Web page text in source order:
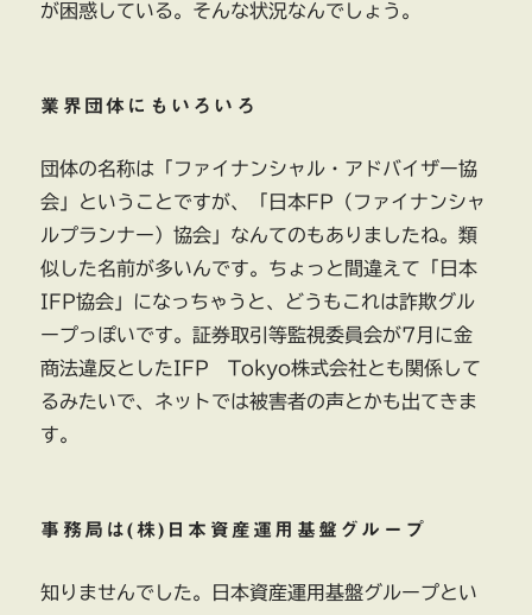
が困惑している。そんな状況なんでしょう。
業界団体にもいろいろ
団体の名称は「ファイナンシャル・アドバイザー協
会」ということですが、「日本FP（ファイナンシャ
ルプランナー）協会」なんてのもありましたね。類
似した名前が多いんです。ちょっと間違えて「日本
IFP協会」になっちゃうと、どうもこれは詐欺グル
ープっぽいです。証券取引等監視委員会が7月に金
商法違反としたIFP Tokyo株式会社とも関係して
るみたいで、ネットでは被害者の声とかも出てきま
す。
事務局は(株)日本資産運用基盤グループ
知りませんでした。日本資産運用基盤グループとい